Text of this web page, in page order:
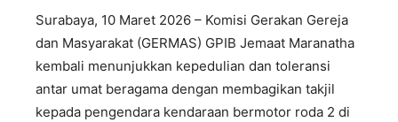
Surabaya, 10 Maret 2026 – Komisi Gerakan Gereja
dan Masyarakat (GERMAS) GPIB Jemaat Maranatha
kembali menunjukkan kepedulian dan toleransi
antar umat beragama dengan membagikan takjil
kepada pengendara kendaraan bermotor roda 2 di